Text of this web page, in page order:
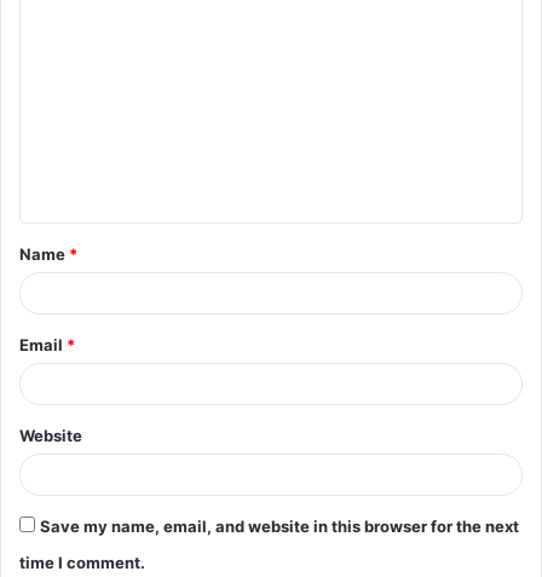
t
*
Name *
Email *
Website
Save my name, email, and website in this browser for the next
time I comment.